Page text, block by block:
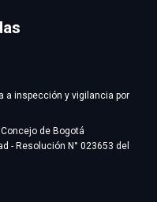
a inspección y vigilancia por
de Bogotá
- Resolución N° 023653 del